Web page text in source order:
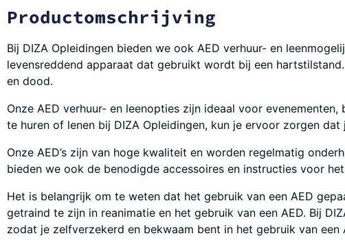
Productomschrijving
Bij DIZA Opleidingen bieden we ook AED verhuur- en
levensreddend apparaat dat gebruikt wordt bij een
en dood.
Onze AED verhuur- en leenopties zijn ideaal voor
te huren of lenen bij DIZA Opleidingen, kun je ervoor zorgen
Onze AED’s zijn van hoge kwaliteit en worden regelmatig
bieden we ook de benodigde accessoires en instructies voor
Het is belangrijk om te weten dat het gebruik van een AED
getraind te zijn in reanimatie en het gebruik van een AED. Bij
zodat je zelfverzekerd en bekwaam bent in het gebruik van een